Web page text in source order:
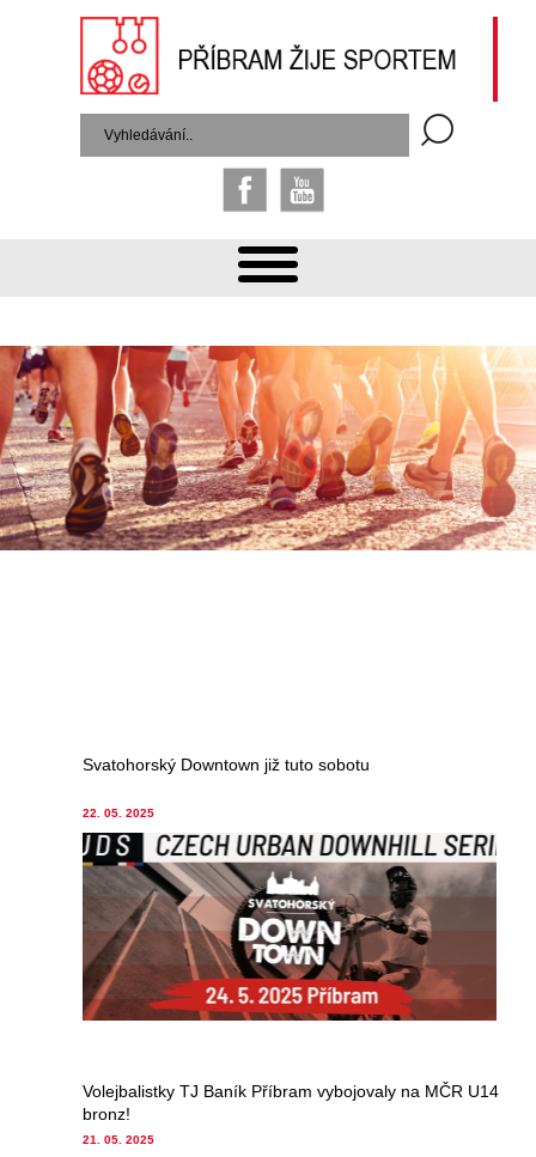
Svatohorský Downtown již tuto sobotu
22. 05. 2025
Volejbalistky TJ Baník Příbram vybojovaly na MČR U14
bronz!
21. 05. 2025